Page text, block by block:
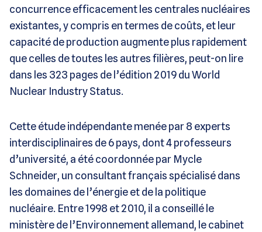
concurrence efficacement les centrales nucléaires
existantes, y compris en termes de coûts, et leur
capacité de production augmente plus rapidement
que celles de toutes les autres filières, peut-on lire
dans les 323 pages de l’édition 2019 du World
Nuclear Industry Status.
Cette étude indépendante menée par 8 experts
interdisciplinaires de 6 pays, dont 4 professeurs
d’université, a été coordonnée par Mycle
Schneider, un consultant français spécialisé dans
les domaines de l’énergie et de la politique
nucléaire. Entre 1998 et 2010, il a conseillé le
ministère de l’Environnement allemand, le cabinet